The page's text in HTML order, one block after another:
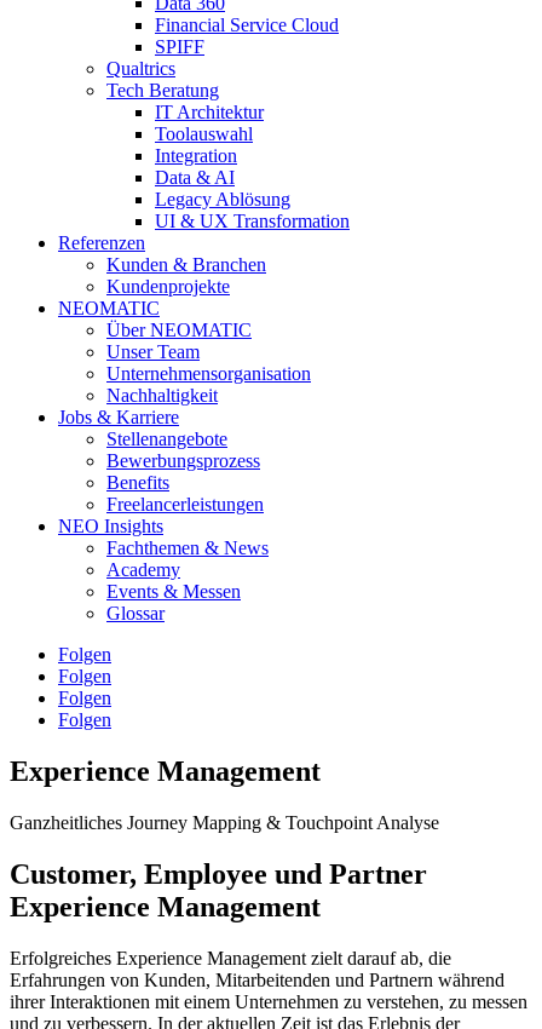
Financial Service Cloud
SPIFF
Qualtrics
Tech Beratung
IT Architektur
Toolauswahl
Integration
Data & AI
Legacy Ablösung
UI & UX Transformation
Referenzen
Kunden & Branchen
Kundenprojekte
NEOMATIC
Über NEOMATIC
Unser Team
Unternehmensorganisation
Nachhaltigkeit
Jobs & Karriere
Stellenangebote
Bewerbungsprozess
Benefits
Freelancerleistungen
NEO Insights
Fachthemen & News
Academy
Events & Messen
Glossar
Folgen
Folgen
Folgen
Folgen
Experience Management
Ganzheitliches Journey Mapping & Touchpoint Analyse
Customer, Employee und Partner
Experience Management
Erfolgreiches Experience Management zielt darauf ab, die
Erfahrungen von Kunden, Mitarbeitenden und Partnern während
ihrer Interaktionen mit einem Unternehmen zu verstehen, zu messen
und zu verbessern. In der aktuellen Zeit ist das Erlebnis der